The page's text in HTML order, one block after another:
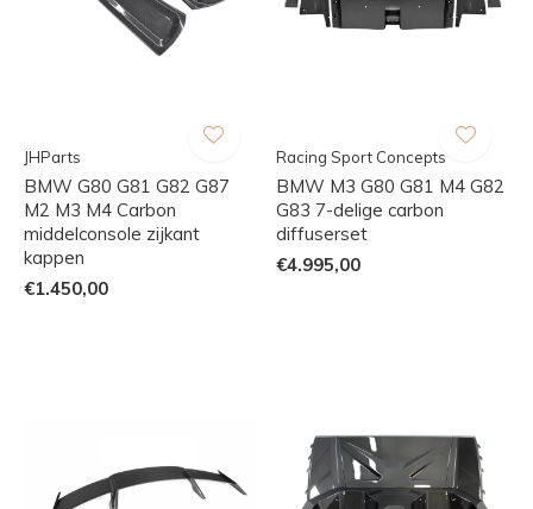
JHParts
BMW G80 G81 G82 G87
M2 M3 M4 Carbon
middelconsole zijkant
kappen
€1.450,00
Racing Sport Concepts
BMW M3 G80 G81 M4 G82
G83 7-delige carbon
diffuserset
€4.995,00